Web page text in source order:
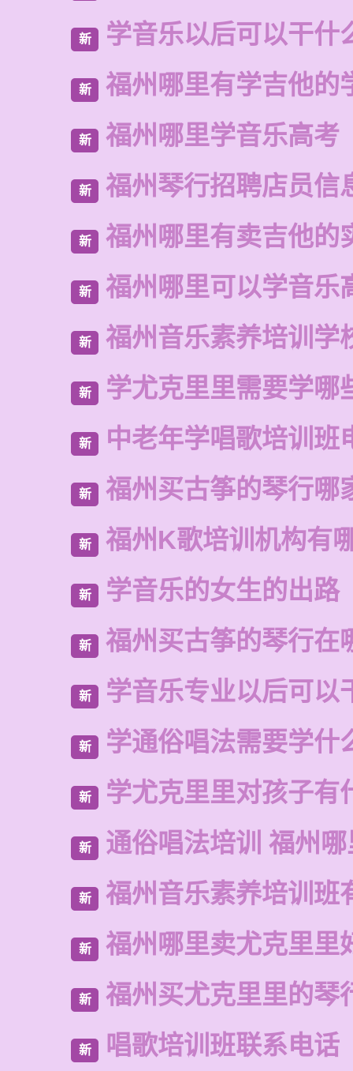
新 学音乐以后可以干什
新 福州哪里有学吉他的
新 福州哪里学音乐高考
新 福州琴行招聘店员信
新 福州哪里有卖吉他的
新 福州哪里可以学音乐
新 福州音乐素养培训学
新 学尤克里里需要学哪
新 中老年学唱歌培训班
新 福州买古筝的琴行哪
新 福州K歌培训机构有
新 学音乐的女生的出路
新 福州买古筝的琴行在
新 学音乐专业以后可以
新 学通俗唱法需要学什
新 学尤克里里对孩子有
新 通俗唱法培训 福州
新 福州音乐素养培训班
新 福州哪里卖尤克里里
新 福州买尤克里里的琴
新 唱歌培训班联系电话